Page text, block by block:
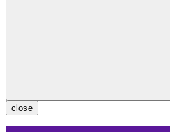
close